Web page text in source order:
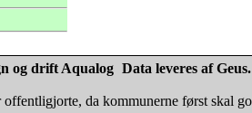
og drift Aqualog Data leveres af Geus.
da kommunerne først skal